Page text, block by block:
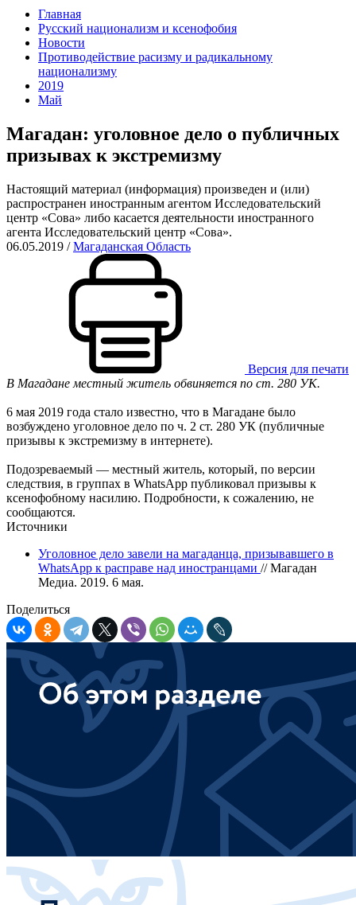
Главная
Русский национализм и ксенофобия
Новости
Противодействие расизму и радикальному
национализму
2019
Май
Магадан: уголовное дело о публичных
призывах к экстремизму
Настоящий материал (информация) произведен и (или)
распространен иностранным агентом Исследовательский
центр «Сова» либо касается деятельности иностранного
агента Исследовательский центр «Сова».
06.05.2019 /Магаданская Область
Версия для печати
В Магадане местный житель обвиняется по ст. 280 УК.
6 мая 2019 года стало известно, что в Магадане было
возбуждено уголовное дело по ч. 2 ст. 280 УК (публичные
призывы к экстремизму в интернете).
Подозреваемый — местный житель, который, по версии
следствия, в группах в WhatsApp публиковал призывы к
ксенофобному насилию. Подробности, к сожалению, не
сообщаются.
Источники
Уголовное дело завели на магаданца, призывавшего в
WhatsApp к расправе над иностранцами // Магадан
Медиа. 2019. 6 мая.
Поделиться